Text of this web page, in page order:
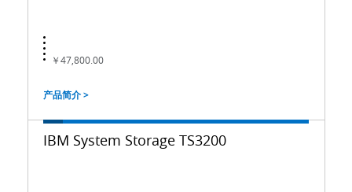
￥47,800.00
产品简介 >
IBM System Storage TS3200